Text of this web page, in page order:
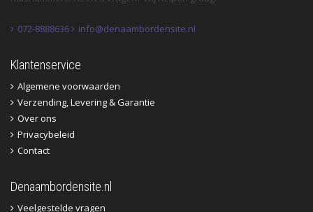
072-8888636 info@denaambordensite.nl
Klantenservice
Algemene voorwaarden
Verzending, Levering & Garantie
Over ons
Privacybeleid
Contact
Denaambordensite.nl
Veelgestelde vragen